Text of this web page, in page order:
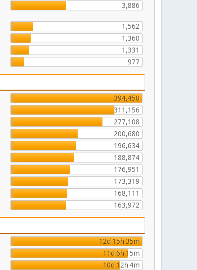
3,886
1,562
1,360
1,331
977
394,450
311,156
277,108
200,680
196,634
188,874
176,951
173,319
168,111
163,972
12d 15h 35m
11d 6h 15m
10d 12h 4m